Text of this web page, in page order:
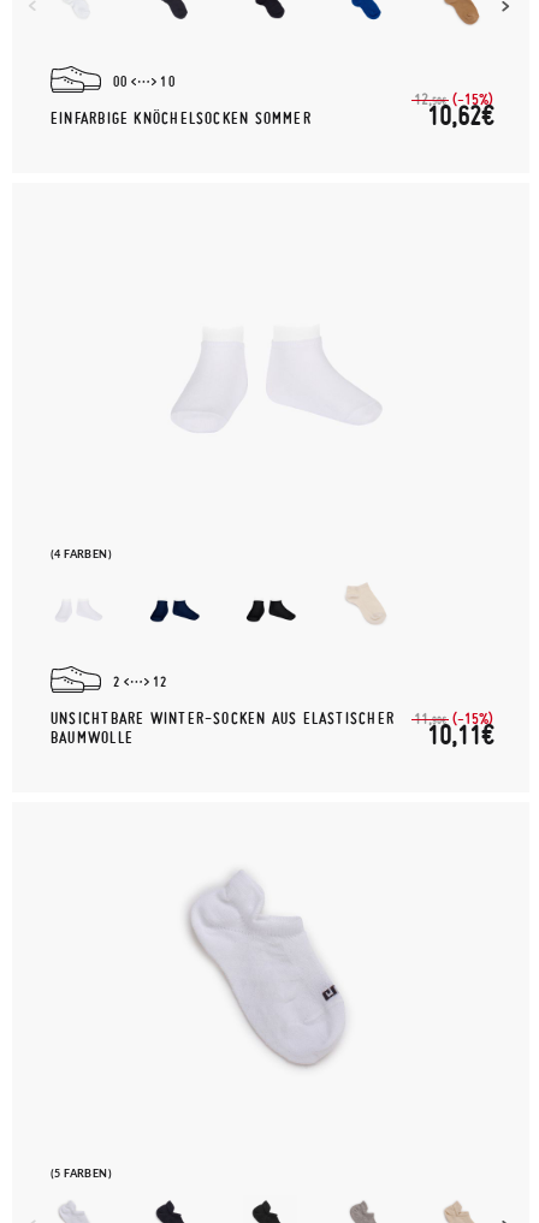
00 10
EINFARBIGE KNÖCHELSOCKEN SOMMER
12,50€ (-15%)
10,62€
(4 FARBEN)
2 12
UNSICHTBARE WINTER-SOCKEN AUS ELASTISCHER
BAUMWOLLE
11,90€ (-15%)
10,11€
(5 FARBEN)